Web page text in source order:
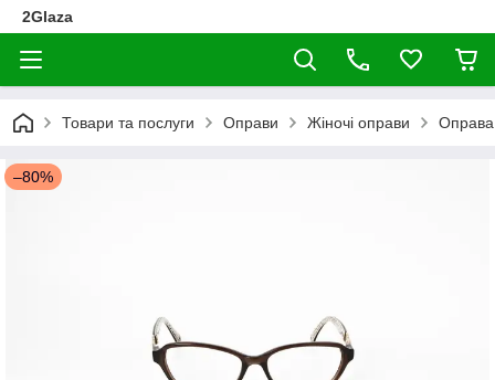
2Glaza
Товари та послуги Оправи Жіночі оправи Оправа
–80%